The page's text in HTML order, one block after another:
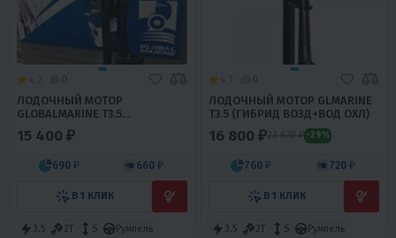
ЛОДОЧНЫЙ МОТОР
GLOBALMARINE T3.5
(ВОЗДУШНОЕ ОХЛ)
15 400 ₽
690 ₽ 660 ₽
В 1 КЛИК
3.5 2T S
Румпель
ЛОДОЧНЫЙ МОТОР GLMARINE
T3.5 (ГИБРИД ВОЗД+ВОД ОХЛ)
16 800 ₽23 670 ₽ -29%
760 ₽ 720 ₽
В 1 КЛИК
3.5 2T S
Румпель